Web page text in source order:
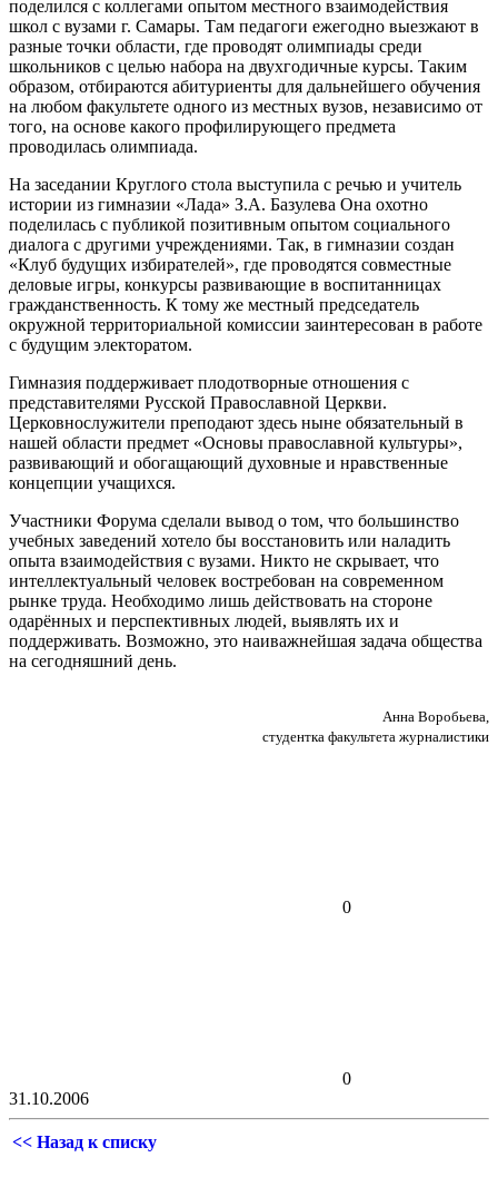
поделился с коллегами опытом местного взаимодействия
школ с вузами г. Самары. Там педагоги ежегодно выезжают в
разные точки области, где проводят олимпиады среди
школьников с целью набора на двухгодичные курсы. Таким
образом, отбираются абитуриенты для дальнейшего обучения
на любом факультете одного из местных вузов, независимо от
того, на основе какого профилирующего предмета
проводилась олимпиада.
На заседании Круглого стола выступила с речью и учитель
истории из гимназии «Лада» З.А. Базулева Она охотно
поделилась с публикой позитивным опытом социального
диалога с другими учреждениями. Так, в гимназии создан
«Клуб будущих избирателей», где проводятся совместные
деловые игры, конкурсы развивающие в воспитанницах
гражданственность. К тому же местный председатель
окружной территориальной комиссии заинтересован в работе
с будущим электоратом.
Гимназия поддерживает плодотворные отношения с
представителями Русской Православной Церкви.
Церковнослужители преподают здесь ныне обязательный в
нашей области предмет «Основы православной культуры»,
развивающий и обогащающий духовные и нравственные
концепции учащихся.
Участники Форума сделали вывод о том, что большинство
учебных заведений хотело бы восстановить или наладить
опыта взаимодействия с вузами. Никто не скрывает, что
интеллектуальный человек востребован на современном
рынке труда. Необходимо лишь действовать на стороне
одарённых и перспективных людей, выявлять их и
поддерживать. Возможно, это наиважнейшая задача общества
на сегодняшний день.
Анна Воробьева,
студентка факультета журналистики
0
0
31.10.2006
<< Назад к списку